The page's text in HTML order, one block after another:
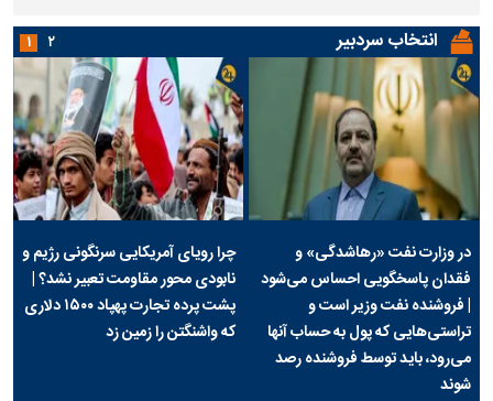
انتخاب سردبیر
در وزارت نفت «رهاشدگی» و
فقدان پاسخگویی احساس می‌شود
| فروشنده نفت وزیر است و
تراستی‌هایی که پول به حساب آنها
می‌رود، باید توسط فروشنده رصد
شوند
چرا رویای آمریکایی سرنگونی رژیم و
نابودی محور مقاومت تعبیر نشد؟ |
پشت پرده تجارت پهپاد‌ ۱۵۰۰ دلاری
که واشنگتن را زمین زد
۱ ۲